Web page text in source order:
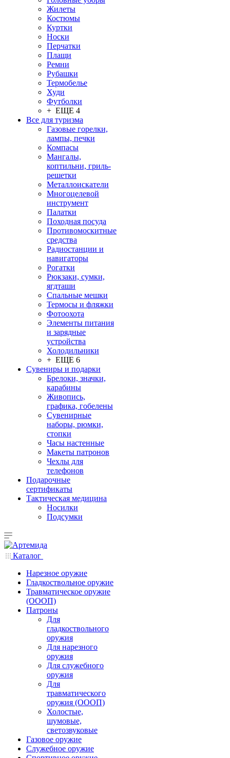
Жилеты
Костюмы
Куртки
Носки
Перчатки
Плащи
Ремни
Рубашки
Термобелье
Худи
Футболки
+ ЕЩЕ 4
Все для туризма
Газовые горелки,
лампы, печки
Компасы
Мангалы,
коптильни, гриль-
решетки
Металлоискатели
Многоцелевой
инструмент
Палатки
Походная посуда
Противомоскитные
средства
Радиостанции и
навигаторы
Рогатки
Рюкзаки, сумки,
ягдташи
Спальные мешки
Термосы и фляжки
Фотоохота
Элементы питания
и зарядные
устройства
Холодильники
+ ЕЩЕ 6
Сувениры и подарки
Брелоки, значки,
карабины
Живопись,
графика, гобелены
Сувенирные
наборы, рюмки,
стопки
Часы настенные
Макеты патронов
Чехлы для
телефонов
Подарочные
сертификаты
Тактическая медицина
Носилки
Подсумки
Каталог
Нарезное оружие
Гладкоствольное оружие
Травматическое оружие
(ОООП)
Патроны
Для
гладкоствольного
оружия
Для нарезного
оружия
Для служебного
оружия
Для
травматического
оружия (ОООП)
Холостые,
шумовые,
светозвуковые
Газовое оружие
Служебное оружие